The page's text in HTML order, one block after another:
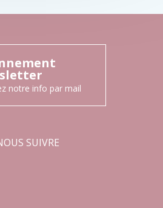
notre info par mail
SUIVRE